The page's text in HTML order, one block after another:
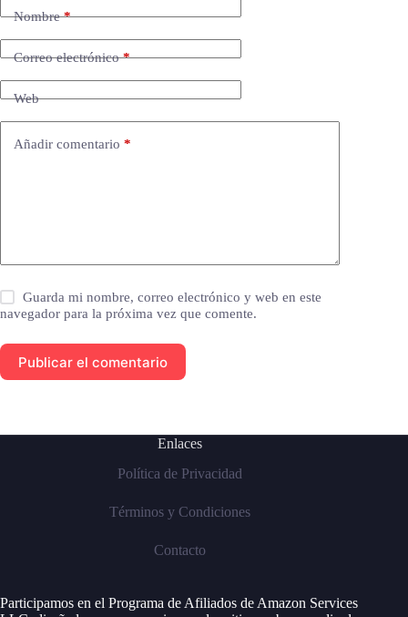
Nombre*
Correo electrónico*
Web
Añadir comentario *
Guarda mi nombre, correo electrónico y web en este
navegador para la próxima vez que comente.
Publicar el comentario
Enlaces
Política de Privacidad
Términos y Condiciones
Contacto
Participamos en el Programa de Afiliados de Amazon Services